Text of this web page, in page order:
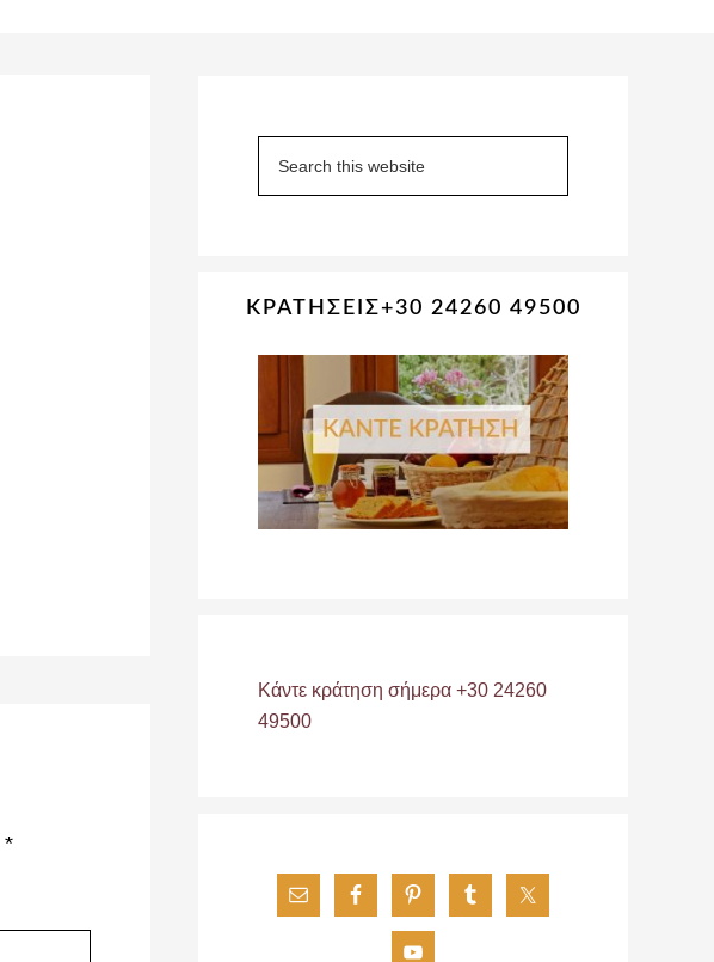
*
Sidebar
ΚΡΑΤΗΣΕΙΣ+30 24260 49500
Κάντε κράτηση σήμερα +30 24260
49500